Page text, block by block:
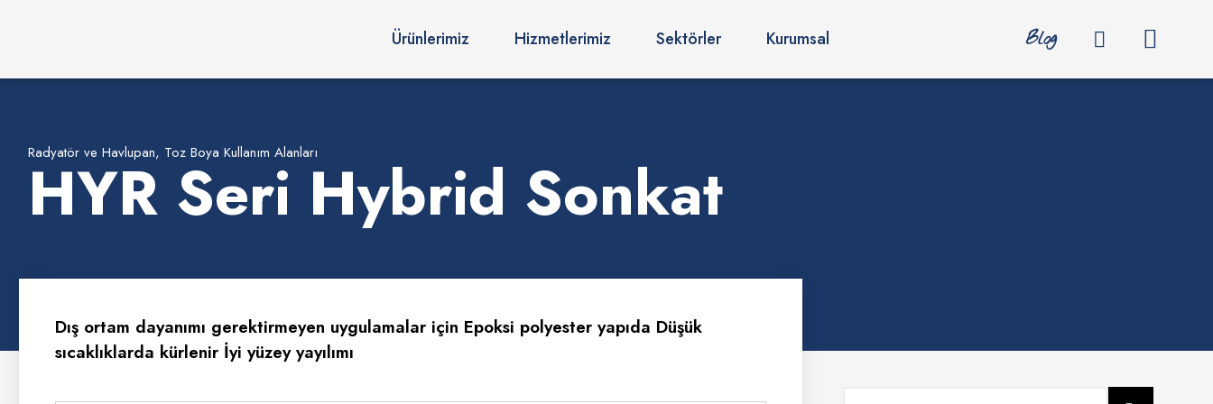
Ürünlerimiz Hizmetlerimiz Sektörler Kurumsal Blog
Radyatör ve Havlupan, Toz Boya Kullanım Alanları
HYR Seri Hybrid Sonkat
Dış ortam dayanımı gerektirmeyen uygulamalar için Epoksi polyester yapıda Düşük
sıcaklıklarda kürlenir İyi yüzey yayılımı